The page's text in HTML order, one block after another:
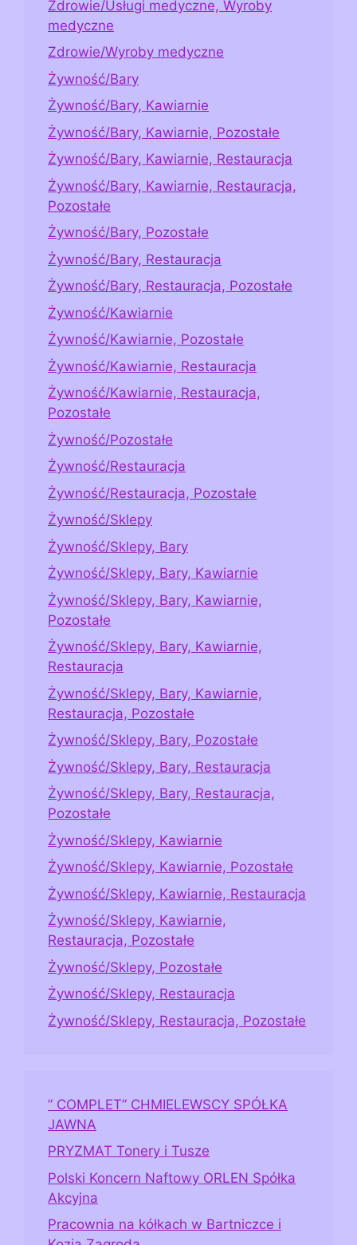
Zdrowie/Usługi medyczne, Wyroby
medyczne
Zdrowie/Wyroby medyczne
Żywność/Bary
Żywność/Bary, Kawiarnie
Żywność/Bary, Kawiarnie, Pozostałe
Żywność/Bary, Kawiarnie, Restauracja
Żywność/Bary, Kawiarnie, Restauracja,
Pozostałe
Żywność/Bary, Pozostałe
Żywność/Bary, Restauracja
Żywność/Bary, Restauracja, Pozostałe
Żywność/Kawiarnie
Żywność/Kawiarnie, Pozostałe
Żywność/Kawiarnie, Restauracja
Żywność/Kawiarnie, Restauracja,
Pozostałe
Żywność/Pozostałe
Żywność/Restauracja
Żywność/Restauracja, Pozostałe
Żywność/Sklepy
Żywność/Sklepy, Bary
Żywność/Sklepy, Bary, Kawiarnie
Żywność/Sklepy, Bary, Kawiarnie,
Pozostałe
Żywność/Sklepy, Bary, Kawiarnie,
Restauracja
Żywność/Sklepy, Bary, Kawiarnie,
Restauracja, Pozostałe
Żywność/Sklepy, Bary, Pozostałe
Żywność/Sklepy, Bary, Restauracja
Żywność/Sklepy, Bary, Restauracja,
Pozostałe
Żywność/Sklepy, Kawiarnie
Żywność/Sklepy, Kawiarnie, Pozostałe
Żywność/Sklepy, Kawiarnie, Restauracja
Żywność/Sklepy, Kawiarnie,
Restauracja, Pozostałe
Żywność/Sklepy, Pozostałe
Żywność/Sklepy, Restauracja
Żywność/Sklepy, Restauracja, Pozostałe
” COMPLET” CHMIELEWSCY SPÓŁKA
JAWNA
PRYZMAT Tonery i Tusze
Polski Koncern Naftowy ORLEN Spółka
Akcyjna
Pracownia na kółkach w Bartniczce i